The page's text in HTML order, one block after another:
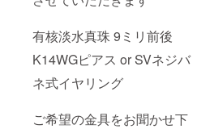
有核淡水真珠 9ミリ前後
K14WGピアス or SVネジバ
ネ式イヤリング
ご希望の金具をお聞かせ下